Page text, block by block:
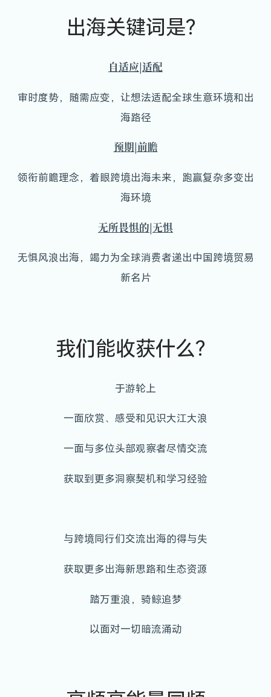
出海关键词是？
自适应|适配
审时度势，随需应变，让想法适配全球生意环境和出
海路径
预期|前瞻
领衔前瞻理念，着眼跨境出海未来，跑赢复杂多变出
海环境
无所畏惧的|无惧
无惧风浪出海，竭力为全球消费者递出中国跨境贸易
新名片
我们能收获什么？
于游轮上
一面欣赏、感受和见识大江大浪
一面与多位头部观察者尽情交流
获取到更多洞察契机和学习经验
与跨境同行们交流出海的得与失
获取更多出海新思路和生态资源
踏万重浪，骑鲸追梦
以面对一切暗流涌动